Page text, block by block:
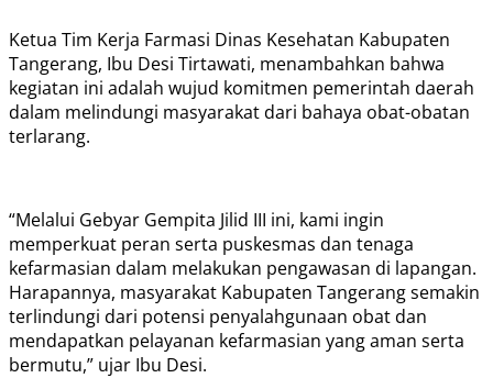
Ketua Tim Kerja Farmasi Dinas Kesehatan Kabupaten
Tangerang, Ibu Desi Tirtawati, menambahkan bahwa
kegiatan ini adalah wujud komitmen pemerintah daerah
dalam melindungi masyarakat dari bahaya obat-obatan
terlarang.
“Melalui Gebyar Gempita Jilid III ini, kami ingin
memperkuat peran serta puskesmas dan tenaga
kefarmasian dalam melakukan pengawasan di lapangan.
Harapannya, masyarakat Kabupaten Tangerang semakin
terlindungi dari potensi penyalahgunaan obat dan
mendapatkan pelayanan kefarmasian yang aman serta
bermutu,” ujar Ibu Desi.